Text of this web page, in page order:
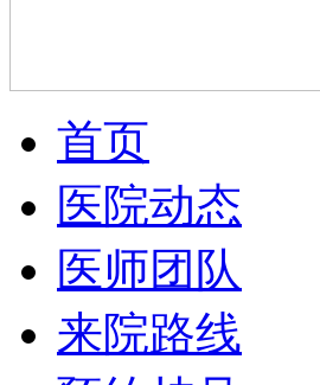
首页
医院动态
医师团队
来院路线